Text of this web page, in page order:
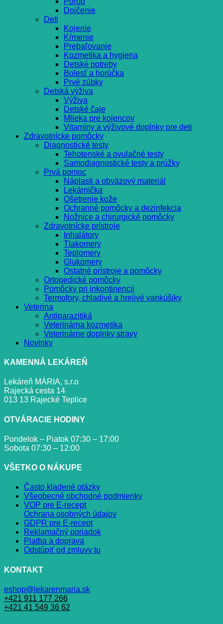
Dojčenie
Deti
Kojenie
Kŕmenie
Prebaľovanie
Kozmetika a hygiena
Detské potreby
Bolesť a horúčka
Prvé zúbky
Detská výživa
Výživa
Detské čaje
Mlieka pre kojencov
Vitamíny a výživové doplnky pre deti
Zdravotnícke pomôcky
Diagnostické testy
Tehotenské a ovulačné testy
Samodiagnostické testy a prúžky
Prvá pomoc
Náplasti a obväzový materiál
Lekárnička
Ošetrenie kože
Ochranné pomôcky a dezinfekcia
Nožnice a chirurgické pomôcky
Zdravotnícke prístroje
Inhalátory
Tlakomery
Teplomery
Glukomery
Ostatné prístroje a pomôcky
Ortopedické pomôcky
Pomôcky pri inkontinencii
Termofory, chladivé a hrejivé vankúšiky
Veterina
Antiparazitiká
Veterinárna kozmetika
Veterinárne doplnky stravy
Novinky
KAMENNÁ LEKÁREŇ
Lekáreň MÁRIA, s.r.o
Rajecká cesta 14
013 13 Rajecké Teplice
OTVÁRACIE HODINY
Pondelok – Piatok 07:30 – 17:00
Sobota 07:30 – 12:00
VŠETKO O NÁKUPE
Často kladené otázky
Všeobecné obchodné podmienky
VOP pre E-recept
Ochrana osobných údajov
GDPR pre E-recept
Reklamačný poriadok
Platba a doprava
Odstúpiť od zmluvy tu
KONTAKT
eshop@lekarenmaria.sk
+421 911 177 266
+421 41 549 36 62